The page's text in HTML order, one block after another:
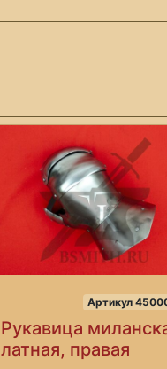
Артикул
Рукавица
латная, правая